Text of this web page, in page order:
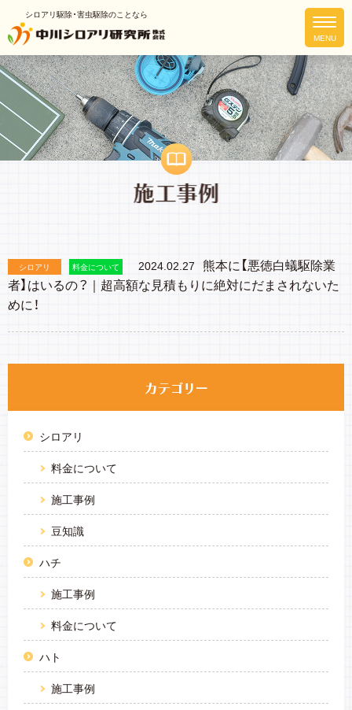
シロアリ駆除・害虫駆除のことなら
シロアリ
料金について
施工事例
豆知識
ハチ
施工事例
料金について
ハト
施工事例
シロアリ 料金について 2024.02.27 熊本に【悪徳白蟻駆除業
者】はいるの？｜超高額な見積もりに絶対にだまされないた
めに！